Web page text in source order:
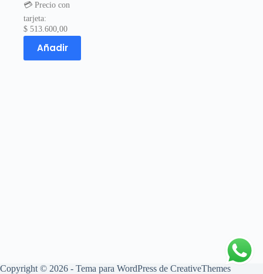
💳 Precio con
tarjeta:
$ 513.600,00
Añadir
Copyright © 2026 - Tema para WordPress de CreativeThemes